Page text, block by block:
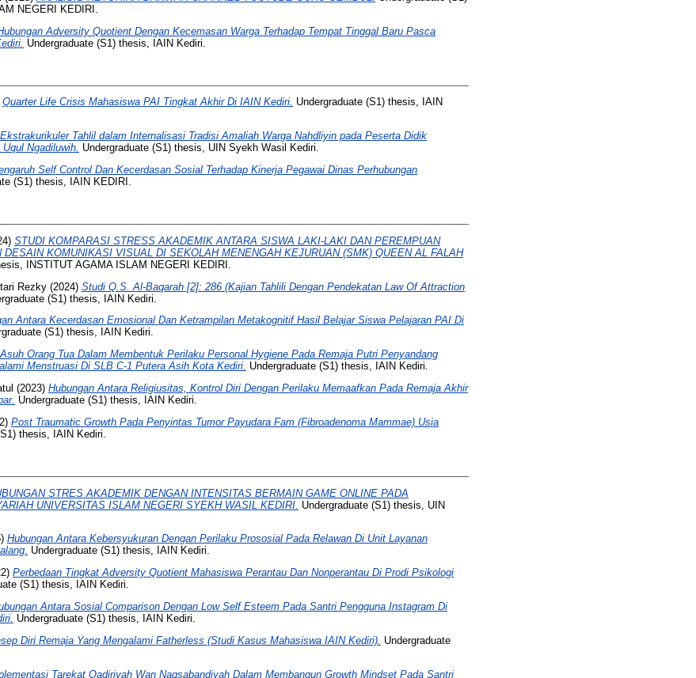
NEGERI KEDIRI.
Adversity Quotient Dengan Kecemasan Warga Terhadap Tempat Tinggal Baru Pasca
Undergraduate (S1) thesis, IAIN Kediri.
Quarter Life Crisis Mahasiswa PAI Tingkat Akhir Di IAIN Kediri. Undergraduate (S1) thesis, IAIN
Tahlil dalam Internalisasi Tradisi Amaliah Warga Nahdliyin pada Peserta Didik
Ngadiluwih. Undergraduate (S1) thesis, UIN Syekh Wasil Kediri.
Self Control Dan Kecerdasan Sosial Terhadap Kinerja Pegawai Dinas Perhubungan
(S1) thesis, IAIN KEDIRI.
STUDI KOMPARASI STRESS AKADEMIK ANTARA SISWA LAKI-LAKI DAN PEREMPUAN
DESAIN KOMUNIKASI VISUAL DI SEKOLAH MENENGAH KEJURUAN (SMK) QUEEN AL FALAH
INSTITUT AGAMA ISLAM NEGERI KEDIRI.
Rezky (2024) Studi Q.S. Al-Baqarah [2]: 286 (Kajian Tahlili Dengan Pendekatan Law Of Attraction
(S1) thesis, IAIN Kediri.
Antara Kecerdasan Emosional Dan Ketrampilan Metakognitif Hasil Belajar Siswa Pelajaran PAI Di
(S1) thesis, IAIN Kediri.
Orang Tua Dalam Membentuk Perilaku Personal Hygiene Pada Remaja Putri Penyandang
Menstruasi Di SLB C-1 Putera Asih Kota Kediri. Undergraduate (S1) thesis, IAIN Kediri.
(2023) Hubungan Antara Religiusitas, Kontrol Diri Dengan Perilaku Memaafkan Pada Remaja Akhir
Undergraduate (S1) thesis, IAIN Kediri.
Post Traumatic Growth Pada Penyintas Tumor Payudara Fam (Fibroadenoma Mammae) Usia
thesis, IAIN Kediri.
STRES AKADEMIK DENGAN INTENSITAS BERMAIN GAME ONLINE PADA
UNIVERSITAS ISLAM NEGERI SYEKH WASIL KEDIRI. Undergraduate (S1) thesis, UIN
Hubungan Antara Kebersyukuran Dengan Perilaku Prososial Pada Relawan Di Unit Layanan
Undergraduate (S1) thesis, IAIN Kediri.
Perbedaan Tingkat Adversity Quotient Mahasiswa Perantau Dan Nonperantau Di Prodi Psikologi
(S1) thesis, IAIN Kediri.
Antara Sosial Comparison Dengan Low Self Esteem Pada Santri Pengguna Instagram Di
Undergraduate (S1) thesis, IAIN Kediri.
Diri Remaja Yang Mengalami Fatherless (Studi Kasus Mahasiswa IAIN Kediri). Undergraduate
Tarekat Qadiriyah Wan Naqsabandiyah Dalam Membangun Growth Mindset Pada Santri